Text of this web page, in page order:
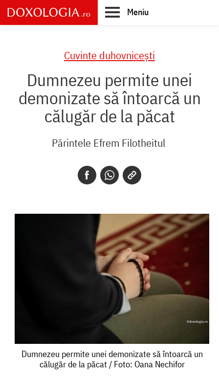
Skip
to
main
Meniu
Cuvinte duhovnicești
Dumnezeu permite unei
demonizate să întoarcă un
călugăr de la păcat
Părintele Efrem Filotheitul
Dumnezeu
permite
Dumnezeu permite unei demonizate să întoarcă un
călugăr de la păcat / Foto: Oana Nechifor